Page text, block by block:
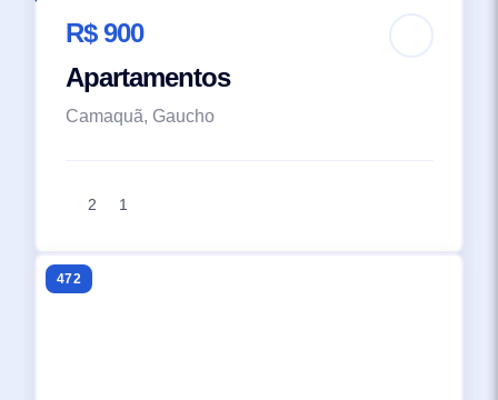
R$ 900
Apartamentos
Camaquã, Gaucho
2 1
472